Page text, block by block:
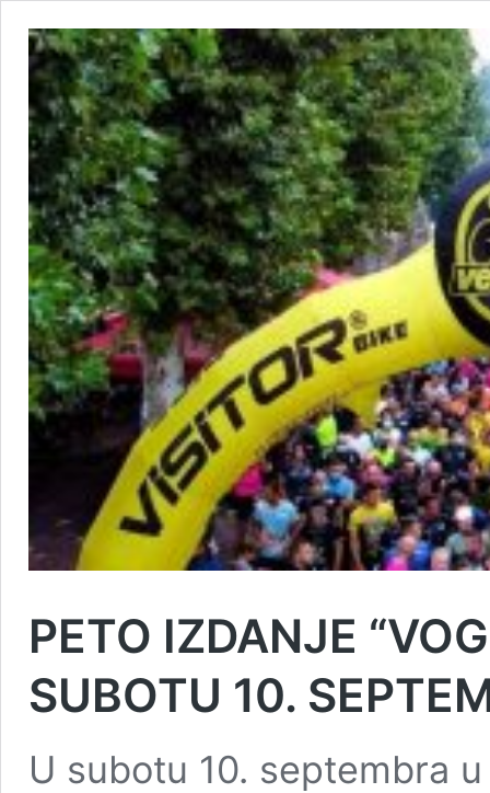
PETO IZDANJE
SUBOTU 10.
U subotu 10. septembra